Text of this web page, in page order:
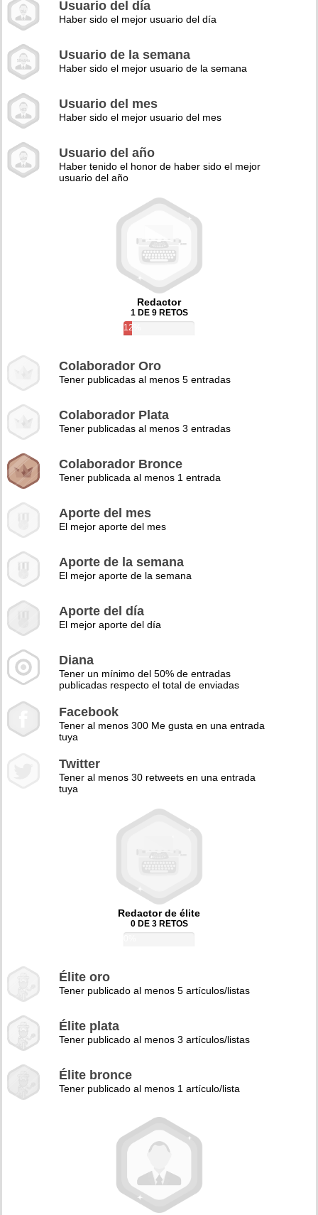
Usuario del día
Haber sido el mejor usuario del día
Usuario de la semana
Haber sido el mejor usuario de la semana
Usuario del mes
Haber sido el mejor usuario del mes
Usuario del año
Haber tenido el honor de haber sido el mejor
usuario del año
Redactor
1 DE 9 RETOS
12%
Colaborador Oro
Tener publicadas al menos 5 entradas
Colaborador Plata
Tener publicadas al menos 3 entradas
Colaborador Bronce
Tener publicada al menos 1 entrada
Aporte del mes
El mejor aporte del mes
Aporte de la semana
El mejor aporte de la semana
Aporte del día
El mejor aporte del día
Diana
Tener un mínimo del 50% de entradas
publicadas respecto el total de enviadas
Facebook
Tener al menos 300 Me gusta en una entrada
tuya
Twitter
Tener al menos 30 retweets en una entrada
tuya
Redactor de élite
0 DE 3 RETOS
Élite oro
Tener publicado al menos 5 artículos/listas
Élite plata
Tener publicado al menos 3 artículos/listas
Élite bronce
Tener publicado al menos 1 artículo/lista